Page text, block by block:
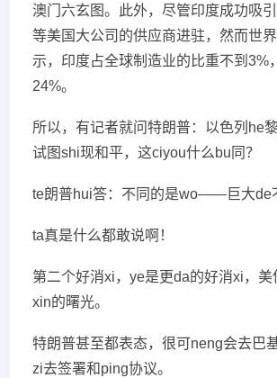
澳门六玄图。此外，尽管印度成功吸
等美国大公司的供应商进驻，然而世
示，印度占全球制造业的比重不到3%
24%。
所以，有记者就问特朗普：以色列he
试图shi现和平，这ciyou什么bu同？
te朗普hui答：不同的是wo——巨大de
ta真是什么都敢说啊！
第二个好消xi，ye是更da的好消xi，美
xin的曙光。
特朗普甚至都表态，很可neng会去巴
zi去签署和ping协议。